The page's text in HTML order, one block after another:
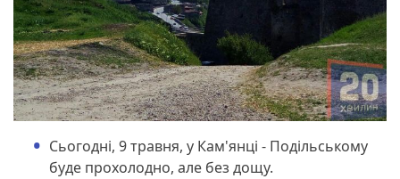
Сьогодні, 9 травня, у Кам'янці - Подільському
буде прохолодно, але без дощу.